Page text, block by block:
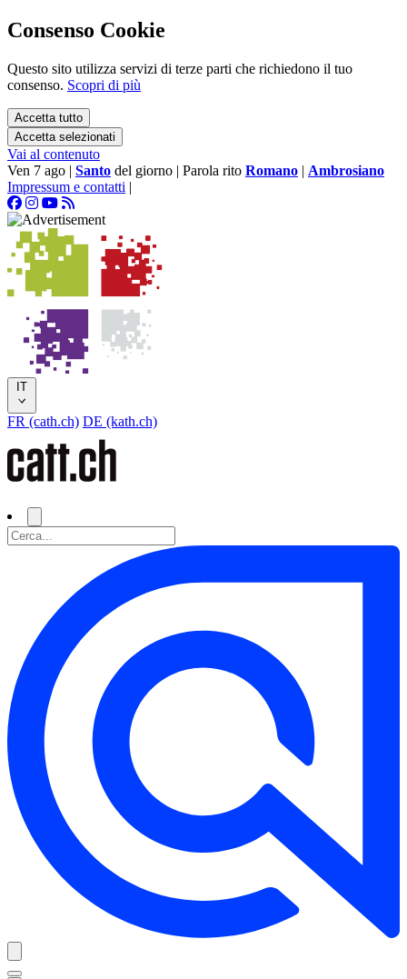
Consenso Cookie
Questo sito utilizza servizi di terze parti che richiedono il tuo
consenso. Scopri di più
Accetta tutto
Accetta selezionati
Vai al contenuto
Ven 7 ago | Santo del giorno | Parola rito Romano | Ambrosiano
Impressum e contatti |
IT
FR (cath.ch) DE (kath.ch)